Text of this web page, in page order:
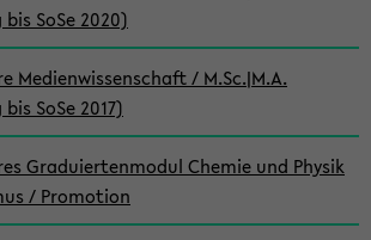
SoSe 2020)
Medienwissenschaft / M.Sc.|M.A.
SoSe 2017)
Graduiertenmodul Chemie und Physik
/ Promotion